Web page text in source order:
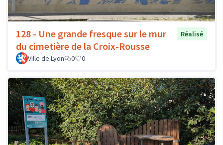
128 - Une grande fresque sur le mur
du cimetière de la Croix-Rousse
Réalisé
Ville de Lyon 0 0